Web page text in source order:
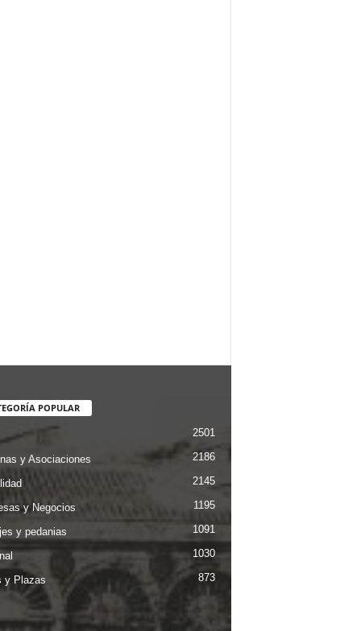
POPULAR
2501
y Asociaciones 2186
2145
y Negocios 1195
y pedanias 1091
1030
y Plazas 873